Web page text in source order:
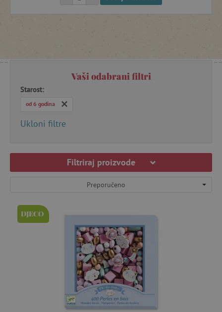
Kišobrani in kabanice
Lampe i rasvjeta za dječje sobe
Magnetne igračke
Montessori igračke
Motoričke igračke
Nagrađene igre i igračke
Vaši odabrani filtri
Starost:
od 6 godina
Ukloni filtre
Filtriraj proizvode
Preporučeno
DJECO